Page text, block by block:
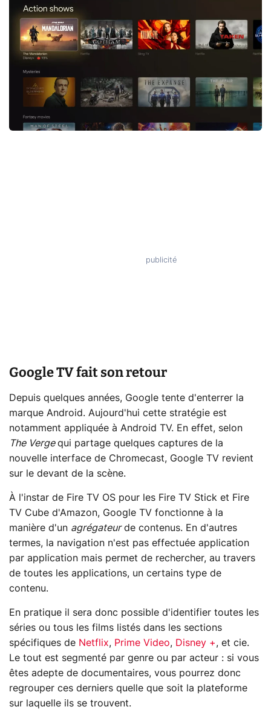
Google TV fait son retour
Depuis quelques années, Google tente d'enterrer la
marque Android. Aujourd'hui cette stratégie est
notamment appliquée à Android TV. En effet, selon
The Vergequi partage quelques captures de la
nouvelle interface de Chromecast, Google TV revient
sur le devant de la scène.
À l'instar de Fire TV OS pour les Fire TV Stick et Fire
TV Cube d'Amazon, Google TV fonctionne à la
manière d'un agrégateurde contenus. En d'autres
termes, la navigation n'est pas effectuée application
par application mais permet de rechercher, au travers
de toutes les applications, un certains type de
contenu.
En pratique il sera donc possible d'identifier toutes les
séries ou tous les films listés dans les sections
spécifiques de Netflix, Prime Video, Disney +, et cie.
Le tout est segmenté par genre ou par acteur : si vous
êtes adepte de documentaires, vous pourrez donc
regrouper ces derniers quelle que soit la plateforme
sur laquelle ils se trouvent.